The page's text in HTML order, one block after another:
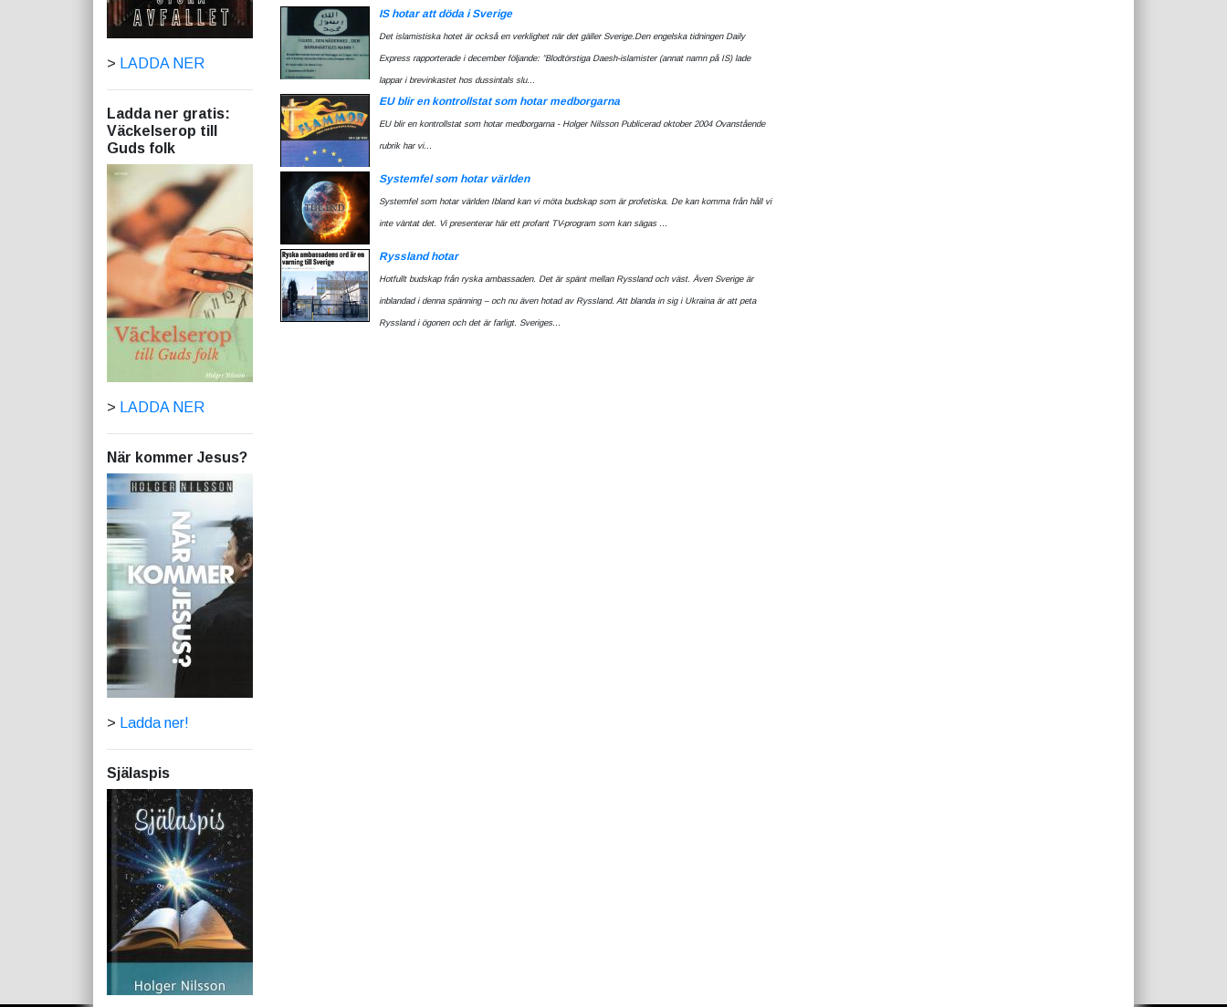
> LADDA NER
Ladda ner gratis:
Väckelserop till
Guds folk
> LADDA NER
När kommer Jesus?
> Ladda ner!
Själaspis
IS hotar att döda i Sverige
Det islamistiska hotet är också en verklighet när det gäller Sverige.Den engelska tidningen Daily
Express rapporterade i december följande: ”Blodtörstiga Daesh-islamister (annat namn på IS) lade
lappar i brevinkastet hos dussintals slu...
EU blir en kontrollstat som hotar medborgarna
EU blir en kontrollstat som hotar medborgarna - Holger Nilsson Publicerad oktober 2004 Ovanstående
rubrik har vi...
Systemfel som hotar världen
Systemfel som hotar världen Ibland kan vi möta budskap som är profetiska. De kan komma från håll vi
inte väntat det. Vi presenterar här ett profant TV-program som kan sägas ...
Ryssland hotar
Hotfullt budskap från ryska ambassaden. Det är spänt mellan Ryssland och väst. Även Sverige är
inblandad i denna spänning – och nu även hotad av Ryssland. Att blanda in sig i Ukraina är att peta
Ryssland i ögonen och det är farligt. Sveriges...